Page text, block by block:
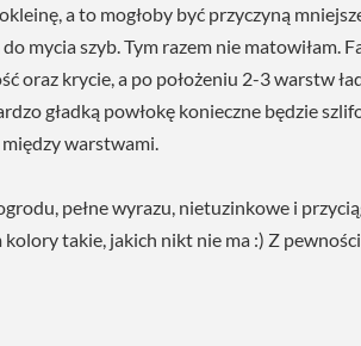
a to mogłoby być przyczyną
mycia szyb. Tym razem nie matowiłam.
oraz krycie, a po położeniu 2-3 warstw
gładką powłokę konieczne będzie
warstwami.
pełne wyrazu, nietuzinkowe i
takie, jakich nikt nie ma :) Z